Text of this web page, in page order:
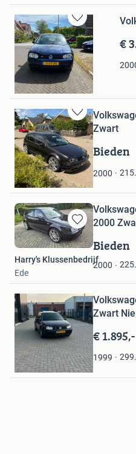
Bewaren
in
Mijn
Favorieten
€
Siebren Ruiter
Beetsterzwaag
Bewaren
in
Mijn
Favorieten
Zwart
Bieden
2000
Arjan.
Fijnaart
Bewaren
in
Favorieten
2000
Bieden
2000
Harry's Klussenbedrijf
Ede
in
Mijn
Favorieten
Zwart
€ 1.895,-
1999
Lars
Eibergen